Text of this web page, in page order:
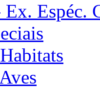
Ex. Espéc.